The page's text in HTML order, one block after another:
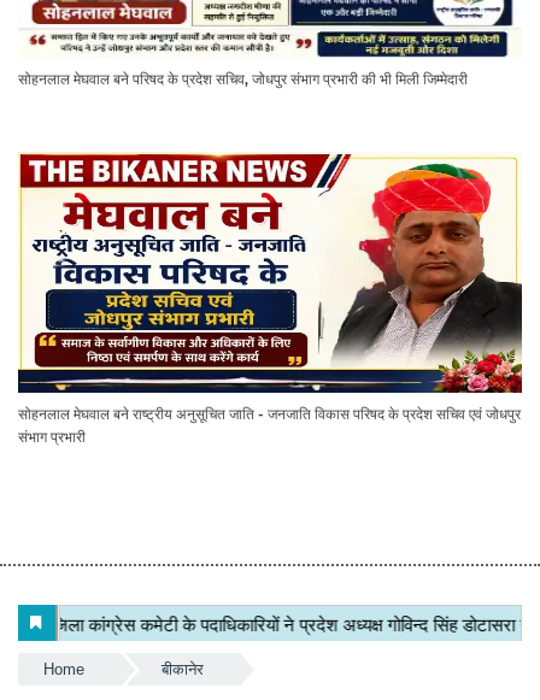
सोहनलाल मेघवाल बने परिषद के प्रदेश सचिव, जोधपुर संभाग प्रभारी की भी मिली जिम्मेदारी
सोहनलाल मेघवाल बने राष्ट्रीय अनुसूचित जाति - जनजाति विकास परिषद के प्रदेश सचिव एवं जोधपुर
संभाग प्रभारी
Home बीकानेर